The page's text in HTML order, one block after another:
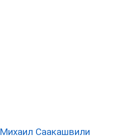
Михаил Саакашвили